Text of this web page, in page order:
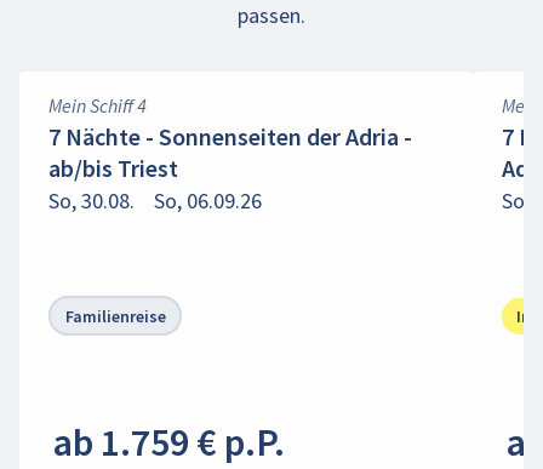
passen.
Mein Schiff 4
7 Nächte - Sonnenseiten der Adria -
ab/bis Triest
So, 30.08. So, 06.09.26
Familienreise
ab 1.759 € p.P.
7
So,